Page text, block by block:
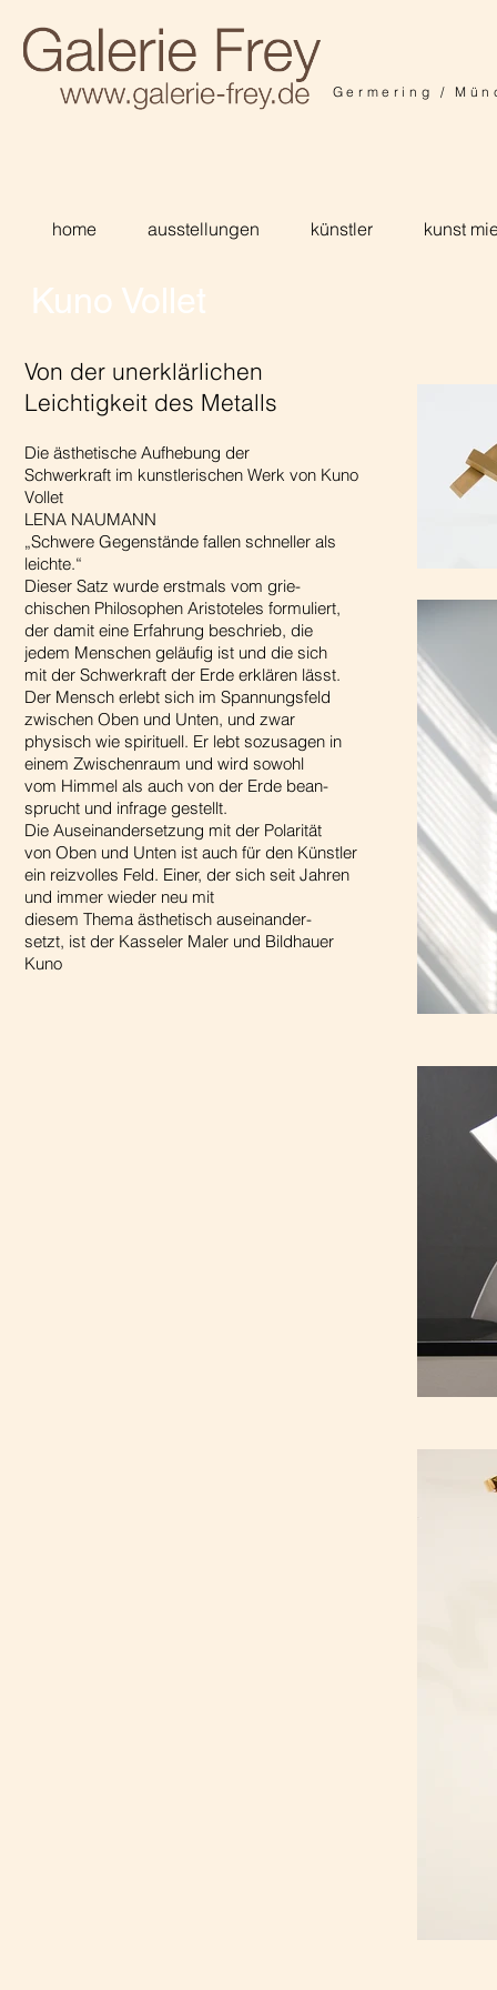
Germering /
home ausstellungen künstler kunst
Kuno Vollet
Von der unerklärlichen
Leichtigkeit des Metalls
Die ästhetische Aufhebung der
Schwerkraft im kunstlerischen Werk von Kuno
Vollet
LENA NAUMANN
„Schwere Gegenstände fallen schneller als
leichte.“
Dieser Satz wurde erstmals vom grie-
chischen Philosophen Aristoteles formuliert,
der damit eine Erfahrung beschrieb, die
jedem Menschen geläufig ist und die sich
mit der Schwerkraft der Erde erklären lässt.
Der Mensch erlebt sich im Spannungsfeld
zwischen Oben und Unten, und zwar
physisch wie spirituell. Er lebt sozusagen in
einem Zwischenraum und wird sowohl
vom Himmel als auch von der Erde bean-
sprucht und infrage gestellt.
Die Auseinandersetzung mit der Polarität
von Oben und Unten ist auch für den Künstler
ein reizvolles Feld. Einer, der sich seit Jahren
und immer wieder neu mit
diesem Thema ästhetisch auseinander-
setzt, ist der Kasseler Maler und Bildhauer
Kuno